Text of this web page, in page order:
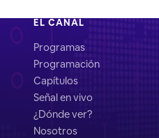
EL CANAL
Programas
Programación
Capítulos
Señal en vivo
¿Dónde ver?
Nosotros